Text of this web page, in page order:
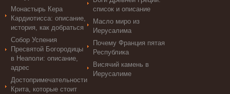
Монастырь Кера
Кардиотисса: описание,
история, как добраться
Собор Успения
Пресвятой Богородицы
в Неаполи: описание,
адрес
Достопримечательности
Крита, которые стоит
список и описание
Масло миро из
Иерусалима
Почему Франция пятая
Республика
Висячий камень в
Иерусалиме